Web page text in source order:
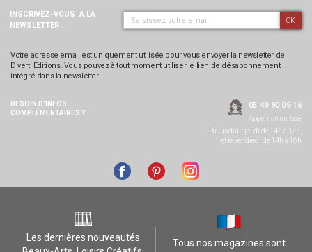
INSCRIVEZ-VOUS À LA
NEWSLETTER :
OK
Votre adresse email est uniquement utilisée pour vous envoyer la newsletter de
Diverti Editions. Vous pouvez à tout moment utiliser le lien de désabonnement
intégré dans la newsletter.
BESOIN D’INFOS
COMPLÉMENTAIRES ?
05 49 90 09 16
Appel non surtaxé
Du lundi au jeudi de 14h à 17h,
et le vendredi de 14h à 16h
Les dernières nouveautés
Tous nos magazines sont